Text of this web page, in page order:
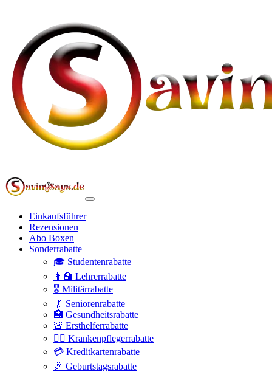
Einkaufsführer
Rezensionen
Abo Boxen
Sonderrabatte
🎓 Studentenrabatte
👩‍🏫 Lehrerrabatte
🎖️ Militärrabatte
👴 Seniorenrabatte
🏥 Gesundheitsrabatte
🚨 Ersthelferrabatte
👩‍⚕️ Krankenpflegerrabatte
💳 Kreditkartenrabatte
🎉 Geburtstagsrabatte